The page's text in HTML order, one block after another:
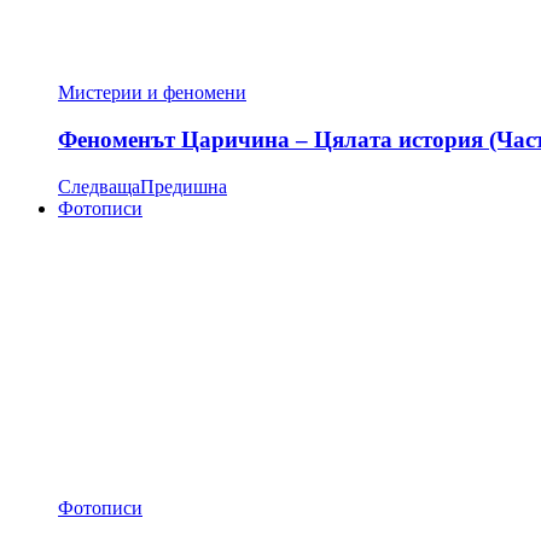
Мистерии и феномени
Феноменът Царичина – Цялата история
СледващаПредишна
Фотописи
Фотописи